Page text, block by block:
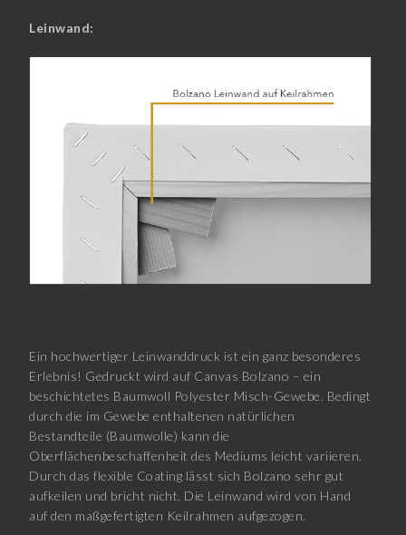
Leinwand:
Ein hochwertiger Leinwanddruck ist ein ganz besonderes
Erlebnis! Gedruckt wird auf Canvas Bolzano – ein
beschichtetes Baumwoll Polyester Misch-Gewebe. Bedingt
durch die im Gewebe enthaltenen natürlichen
Bestandteile (Baumwolle) kann die
Oberflächenbeschaffenheit des Mediums leicht variieren.
Durch das flexible Coating lässt sich Bolzano sehr gut
aufkeilen und bricht nicht. Die Leinwand wird von Hand
auf den maßgefertigten Keilrahmen aufgezogen.